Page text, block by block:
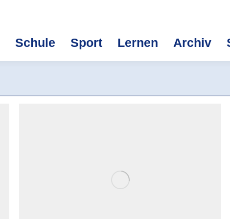
Schule Sport Lernen Archiv